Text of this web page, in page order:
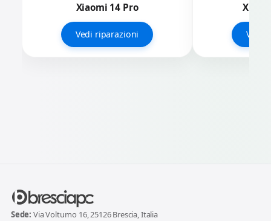
Xiaomi 14 Pro
Vedi riparazioni Vedi
Sede: Via Volturno 16, 25126 Brescia, Italia